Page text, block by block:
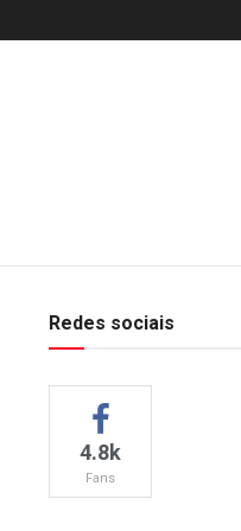
Redes sociais
4.8k
Fans